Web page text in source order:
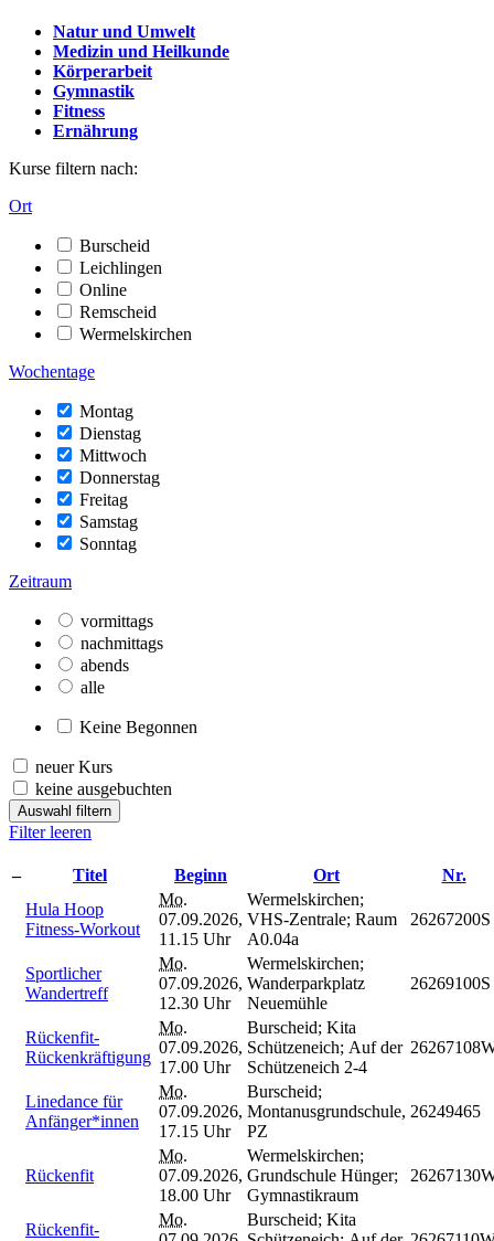
Natur und Umwelt
Medizin und Heilkunde
Körperarbeit
Gymnastik
Fitness
Ernährung
Kurse filtern nach:
Ort
Burscheid
Leichlingen
Online
Remscheid
Wermelskirchen
Wochentage
Montag
Dienstag
Mittwoch
Donnerstag
Freitag
Samstag
Sonntag
Zeitraum
vormittags
nachmittags
abends
alle
Keine Begonnen
neuer Kurs
keine ausgebuchten
Auswahl filtern
Filter leeren
– Titel Beginn Ort
Nr.
Hula Hoop
Fitness-Workout
Mo.
07.09.2026,
11.15 Uhr
Wermelskirchen;
VHS-Zentrale; Raum
A0.04a
26267200S
Sportlicher
Wandertreff
Mo.
07.09.2026,
12.30 Uhr
Wermelskirchen;
Wanderparkplatz
Neuemühle
26269100S
Rückenfit-
Rückenkräftigung
Mo.
07.09.2026,
17.00 Uhr
Burscheid; Kita
Schützeneich; Auf der
Schützeneich 2-4
Linedance für
Anfänger*innen
Mo.
07.09.2026,
17.15 Uhr
Burscheid;
Montanusgrundschule,
PZ
26249465
Rückenfit
Mo.
07.09.2026,
18.00 Uhr
Wermelskirchen;
Grundschule Hünger;
Gymnastikraum
Rückenfit-
Mo.
Burscheid; Kita